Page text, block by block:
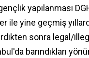
yapılanması
ile yine geçmiş
sonra legal/
barındıkları